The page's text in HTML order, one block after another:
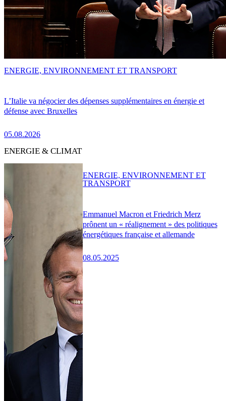
L’Italie va négocier des dépenses supplémentaires en énergie et
défense avec Bruxelles
05.08.2026
ENERGIE, ENVIRONNEMENT ET TRANSPORT
ENERGIE & CLIMAT
Emmanuel Macron et Friedrich Merz
prônent un « réalignement » des politiques
énergétiques française et allemande
08.05.2025
ENERGIE, ENVIRONNEMENT ET
TRANSPORT